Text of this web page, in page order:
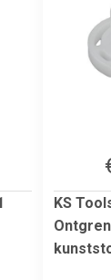
KS